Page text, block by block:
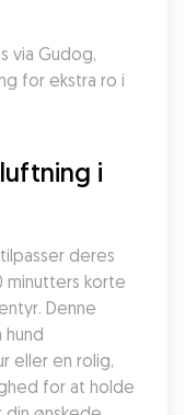
via Gudog,
for ekstra ro i
i
deres
minutters korte
Denne
hund
eller en rolig,
for at holde